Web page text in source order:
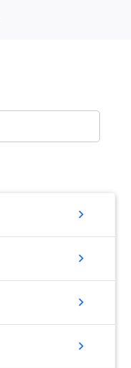
chevron_right
chevron_right
chevron_right
chevron_right